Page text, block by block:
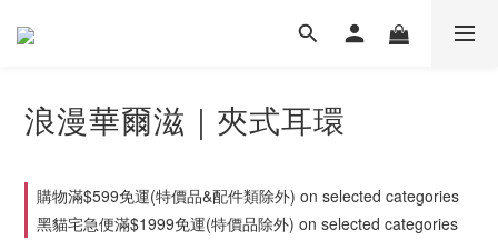
浪漫華爾滋｜夾式耳環
購物滿$599免運(特價品&配件類除外) on selected categories
黑貓宅急便滿$1999免運(特價品除外) on selected categories